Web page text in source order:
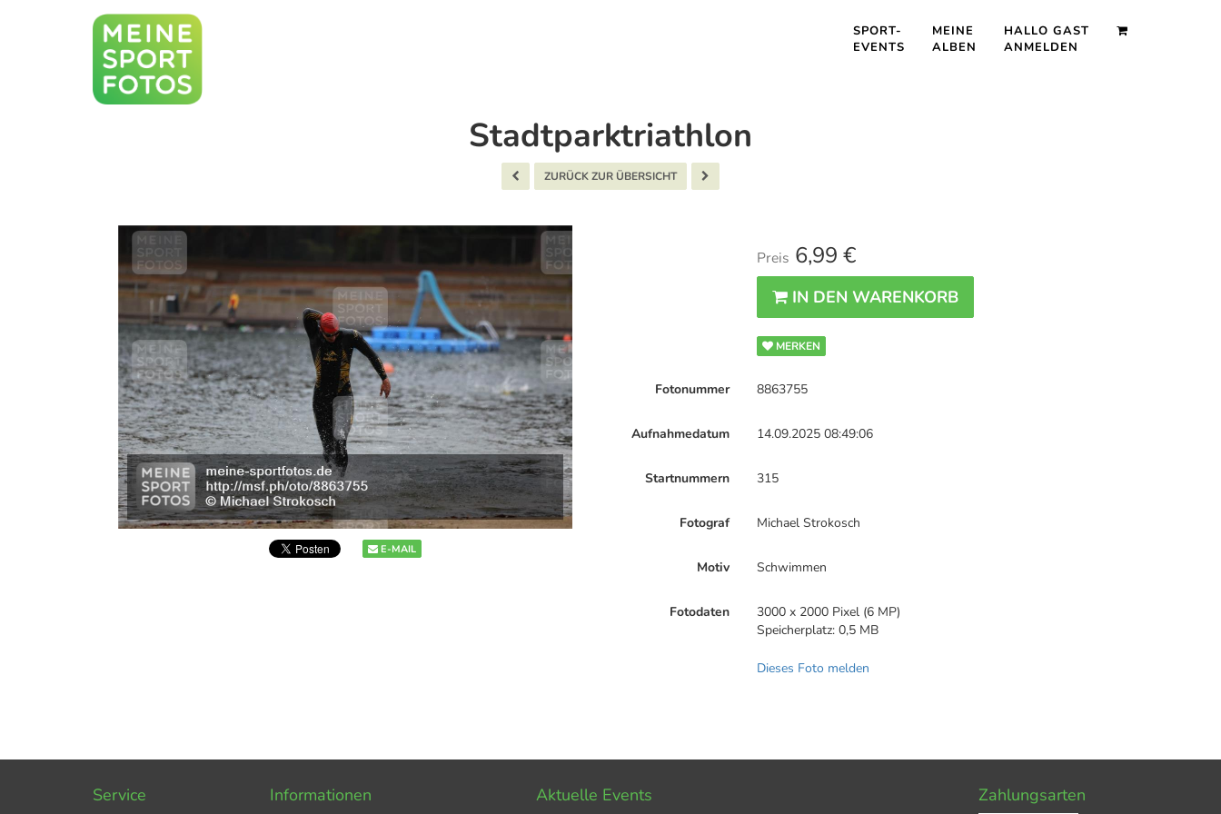
SPORT-
EVENTS
MEINE
ALBEN
HALLO GAST
ANMELDEN
Stadtparktriathlon
ZURÜCK ZUR ÜBERSICHT
E-MAIL
Preis 6,99 €
IN DEN WARENKORB
MERKEN
Fotonummer 8863755
Aufnahmedatum 14.09.2025 08:49:06
Startnummern 315
Fotograf Michael Strokosch
Motiv Schwimmen
Fotodaten
3000 x 2000 Pixel (6 MP)
Speicherplatz: 0,5 MB
Dieses Foto melden
Service Informationen Aktuelle Events Zahlungsarten